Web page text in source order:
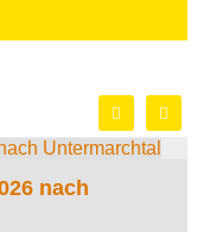
nach